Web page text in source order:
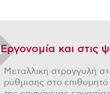
Εργονομία και στις
Μεταλλική στρογγυλή
ρύθμισης στο